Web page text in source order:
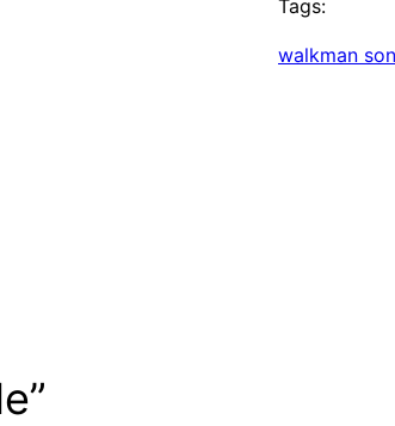
Tags:
walkman